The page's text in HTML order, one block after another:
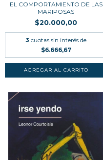
EL COMPORTAMIENTO DE LAS
MARIPOSAS
$20.000,00
3 cuotas sin interés de
$6.666,67